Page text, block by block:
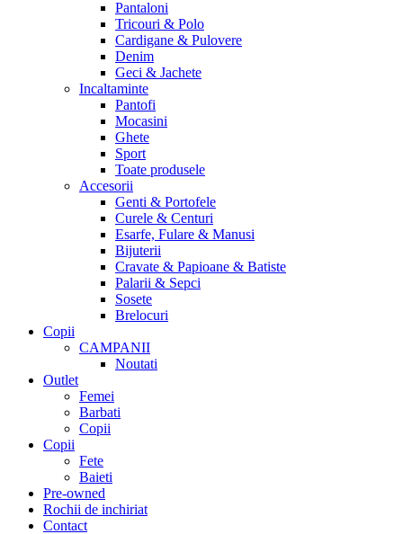
Pantaloni
Tricouri & Polo
Cardigane & Pulovere
Denim
Geci & Jachete
Incaltaminte
Pantofi
Mocasini
Ghete
Sport
Toate produsele
Accesorii
Genti & Portofele
Curele & Centuri
Esarfe, Fulare & Manusi
Bijuterii
Cravate & Papioane & Batiste
Palarii & Sepci
Sosete
Brelocuri
Copii
CAMPANII
Noutati
Outlet
Femei
Barbati
Copii
Copii
Fete
Baieti
Pre-owned
Rochii de inchiriat
Contact